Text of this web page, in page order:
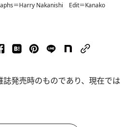
＝Harry Nakanishi Edit＝Kanako
発売時のものであり、現在では